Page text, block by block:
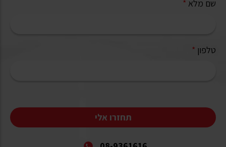
שם מלא *
טלפון *
תחזרו אלי